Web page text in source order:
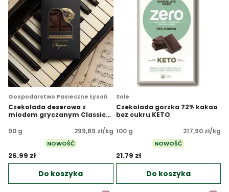
Gospodarstwo Pasieczne Łysoń
Czekolada deserowa z
miodem gryczanym Classical
90 g
299,89 zł/kg
NOWOŚĆ
26.99 zł
Do koszyka
Sole
Czekolada gorzka 72% kakao
bez cukru KETO
100 g
217,90 zł/kg
NOWOŚĆ
21.79 zł
Do koszyka